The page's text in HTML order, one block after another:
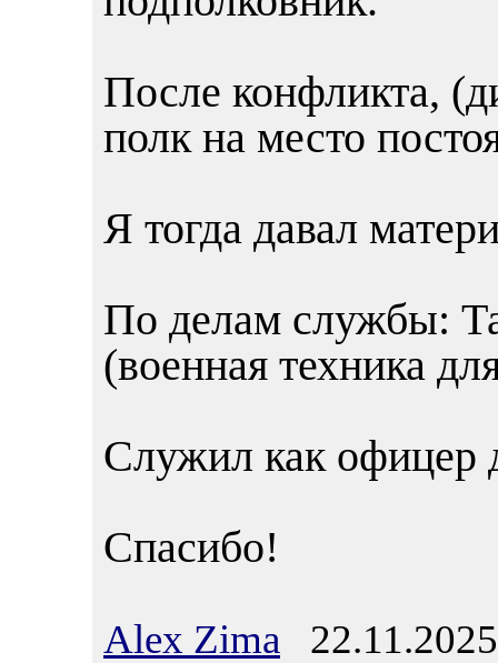
После конфликта,
полк на место
Я тогда давал
По делам службы:
(военная техника
Служил как офицер
Спасибо!
Alex Zima